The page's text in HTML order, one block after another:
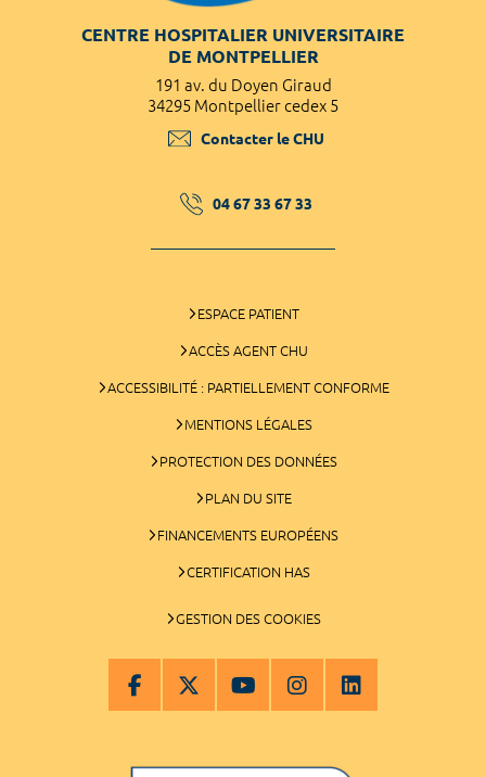
CENTRE HOSPITALIER UNIVERSITAIRE
DE MONTPELLIER
191 av. du Doyen Giraud
34295 Montpellier cedex 5
Contacter le CHU
04 67 33 67 33
ESPACE PATIENT
ACCÈS AGENT CHU
ACCESSIBILITÉ : PARTIELLEMENT CONFORME
MENTIONS LÉGALES
PROTECTION DES DONNÉES
PLAN DU SITE
FINANCEMENTS EUROPÉENS
CERTIFICATION HAS
GESTION DES COOKIES